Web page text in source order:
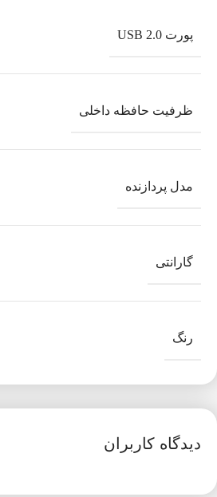
پورت USB 2.0
ظرفیت حافظه داخلی
مدل پردازنده
گارانتی
رنگ
دیدگاه کاربران